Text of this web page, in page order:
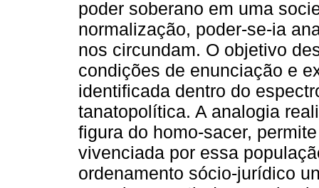
poder soberano em uma
normalização, poder-se-ia
nos circundam. O objetivo
condições de enunciação e
identificada dentro do
tanatopolítica. A analogia
figura do homo-sacer,
vivenciada por essa
ordenamento sócio-jurídico